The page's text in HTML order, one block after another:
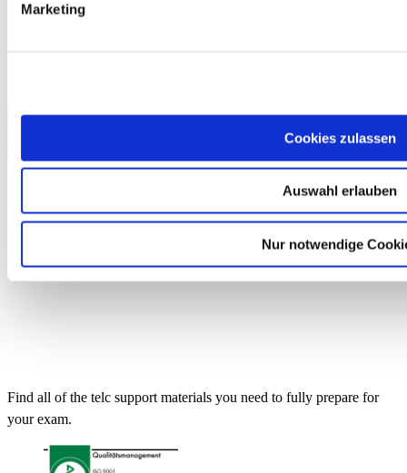
Marketing
Cookies zulassen
Auswahl erlauben
Nur notwendige
Find all of the telc support materials you need to fully prepare for
your exam.